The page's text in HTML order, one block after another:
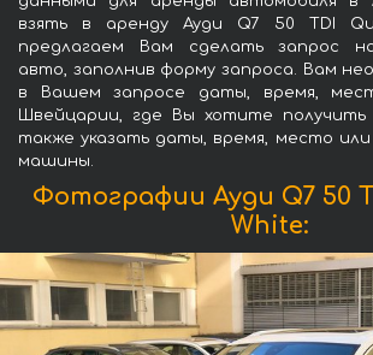
взять в аренду Ауди Q7 50 TDI
предлагаем Вам сделать запрос
авто, заполнив форму запроса. Вам
в Вашем запросе даты, время,
Швейцарии, где Вы хотите
также указать даты, время, место
машины.
Фотографии Ауди Q7 50
White: